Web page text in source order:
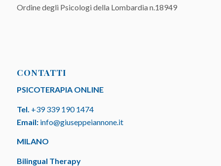
Ordine degli Psicologi della Lombardia n.18949
CONTATTI
PSICOTERAPIA ONLINE
Tel. +39 339 190 1474
Email: info@giuseppeiannone.it
MILANO
Bilingual Therapy